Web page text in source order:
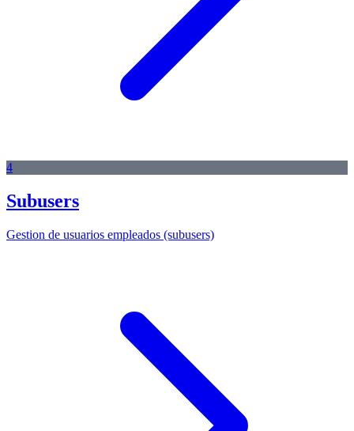
4
Subusers
Gestion de usuarios empleados (subusers)